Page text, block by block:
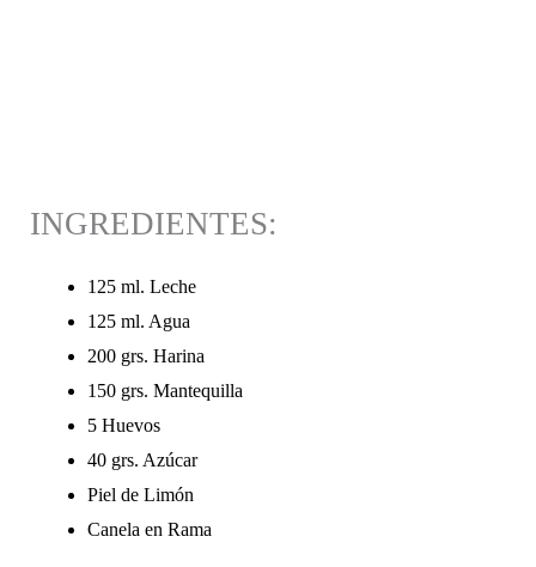
INGREDIENTES:
125 ml. Leche
125 ml. Agua
200 grs. Harina
150 grs. Mantequilla
5 Huevos
40 grs. Azúcar
Piel de Limón
Canela en Rama